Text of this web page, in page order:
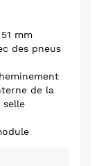
mm
des pneus
de la
selle